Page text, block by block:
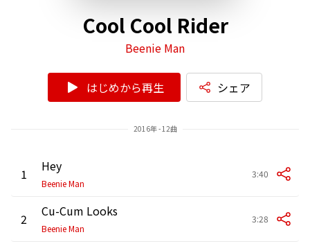
Cool Cool Rider
Beenie Man
はじめから再生 シェア
2016年 - 12曲
1 Hey
Beenie Man
3:40
2 Cu-Cum Looks
Beenie Man
3:28